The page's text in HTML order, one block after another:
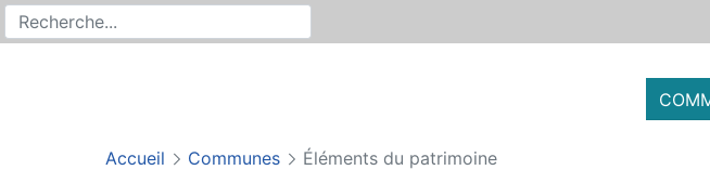
Recherche sur le site
Rechercher
Accueil Communes Éléments du patrimoine